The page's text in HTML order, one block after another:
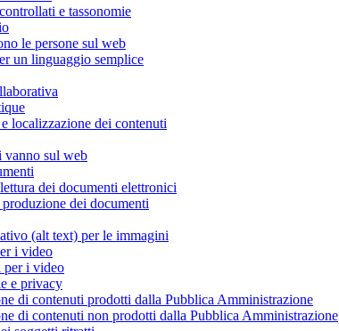
e tassonomie
le persone sul web
un linguaggio semplice
localizzazione dei contenuti
vanno sul web
dei documenti elettronici
dei documenti
(alt text) per le immagini
i video
per i video
e privacy
di contenuti prodotti dalla Pubblica Amministrazione
di contenuti non prodotti dalla Pubblica Amministrazione